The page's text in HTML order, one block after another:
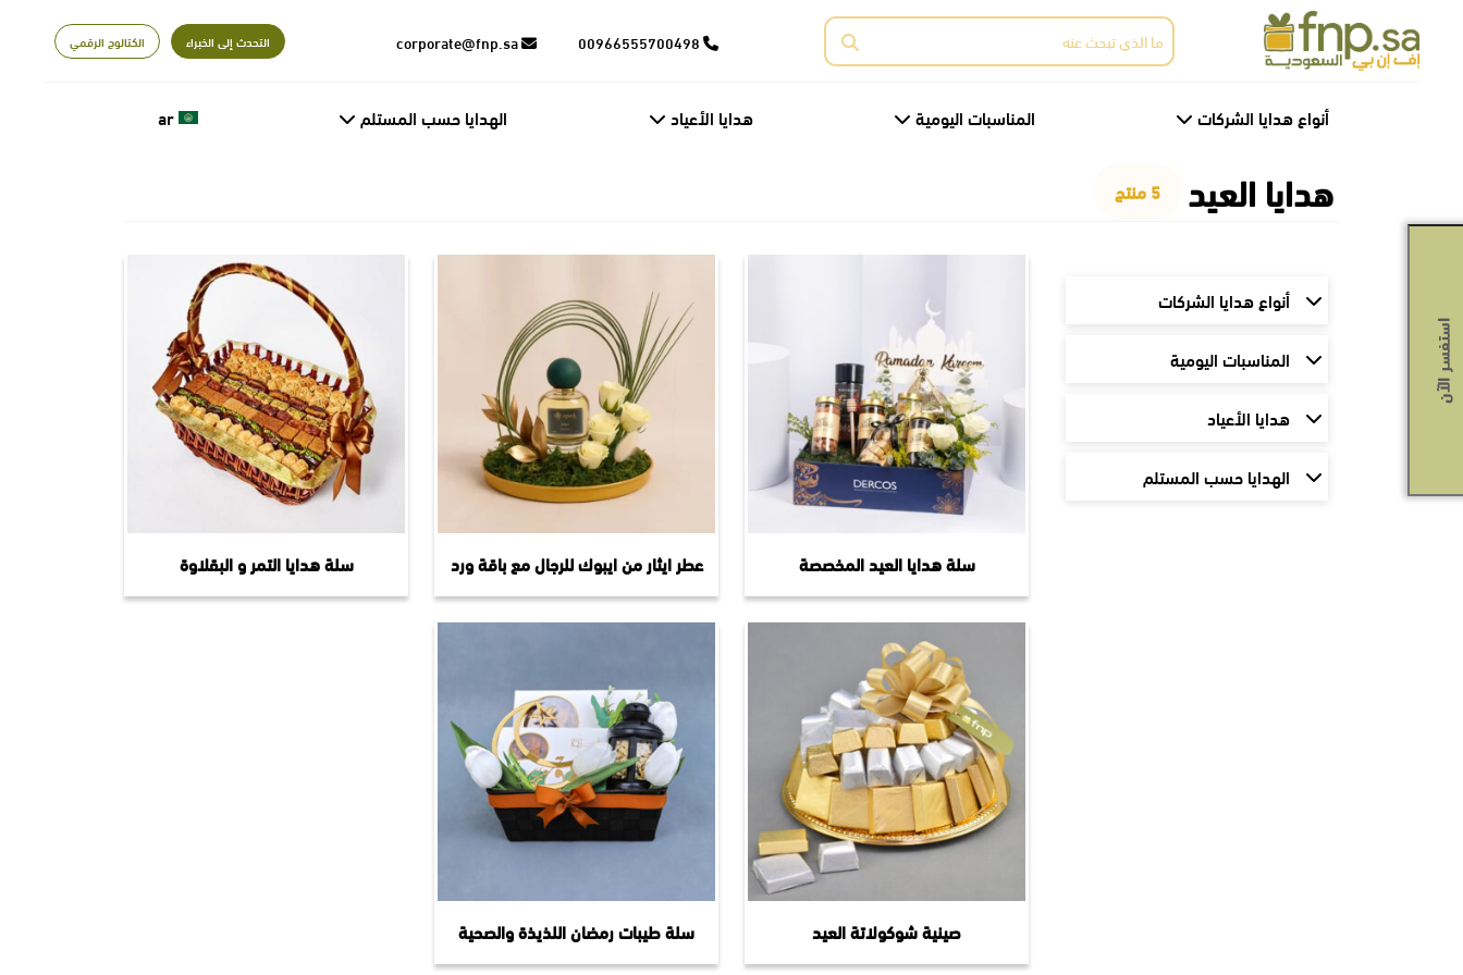
استفسر الآن
البحث
عن:
التحدث إلى الخبراء الكتالوج الرقمي
أنواع هدايا الشركات المناسبات اليومية هدايا الأعياد الهدايا حسب المستلم ar
هدايا العيد 5 منتج
أنواع هدايا الشركات
المناسبات اليومية
هدايا الأعياد
الهدايا حسب المستلم
سلة هدايا العيد المخصصة عطر ايثار من ايبوك للرجال مع باقة ورد سلة هدايا التمر و البقلاوة
صينية شوكولاتة العيد سلة طيبات رمضان اللذيذة والصحية